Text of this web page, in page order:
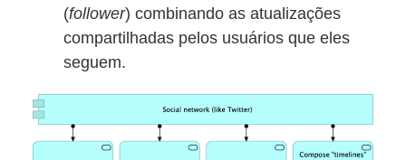
(follower) combinando as atualizações
compartilhadas pelos usuários que eles
seguem.